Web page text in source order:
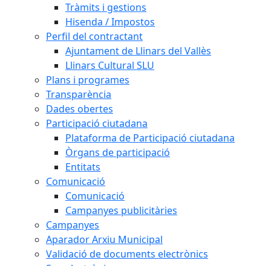
Tràmits i gestions
Hisenda / Impostos
Perfil del contractant
Ajuntament de Llinars del Vallès
Llinars Cultural SLU
Plans i programes
Transparència
Dades obertes
Participació ciutadana
Plataforma de Participació ciutadana
Òrgans de participació
Entitats
Comunicació
Comunicació
Campanyes publicitàries
Campanyes
Aparador Arxiu Municipal
Validació de documents electrònics